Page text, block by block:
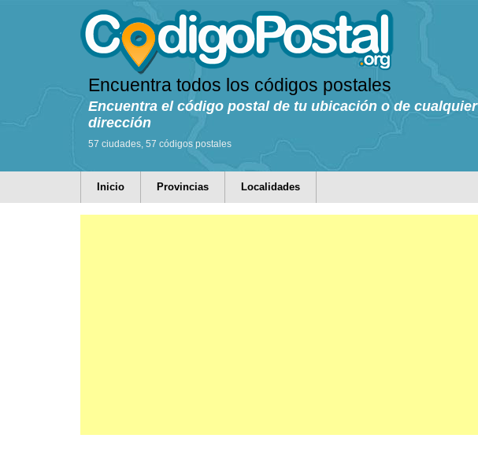
Encuentra todos los códigos postales
Encuentra el código postal de tu ubicación o de cualquier
dirección
57 ciudades, 57 códigos postales
Inicio Provincias Localidades